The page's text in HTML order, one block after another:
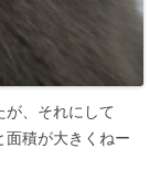
が、それにして
面積が大きくねー